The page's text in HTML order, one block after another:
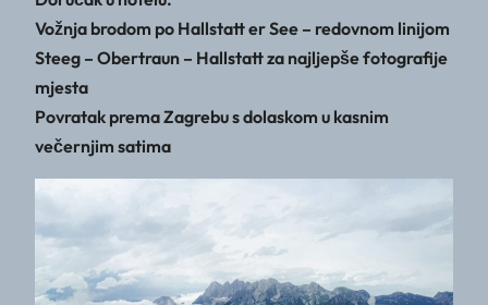
Vožnja brodom po Hallstatt er See – redovnom linijom
Steeg – Obertraun – Hallstatt za najljepše fotografije
mjesta
Povratak prema Zagrebu s dolaskom u kasnim
večernjim satima